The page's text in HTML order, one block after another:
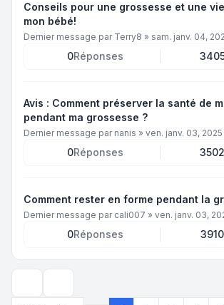
Conseils pour une grossesse et une
mon bébé!
Dernier message par Terry8 » sam. janv. 04,
0Réponses
Avis : Comment préserver la santé de
pendant ma grossesse ?
Dernier message par nanis » ven. janv. 03, 2025
0Réponses 3502
Comment rester en forme pendant la
Dernier message par cali007 » ven. janv. 03,
0Réponses 3910